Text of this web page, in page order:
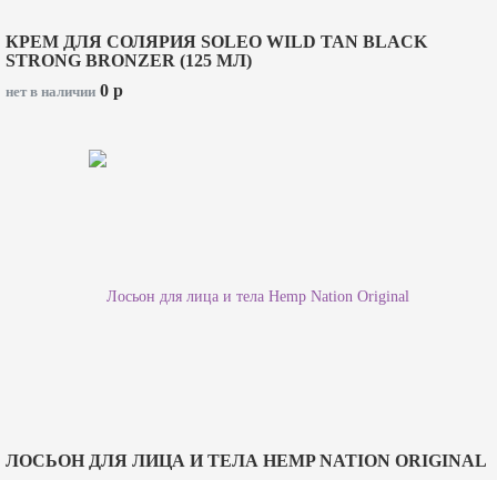
КРЕМ ДЛЯ СОЛЯРИЯ SOLEO WILD TAN BLACK
STRONG BRONZER (125 МЛ)
нет в наличии 0 p
ЛОСЬОН ДЛЯ ЛИЦА И ТЕЛА HEMP NATION ORIGINAL